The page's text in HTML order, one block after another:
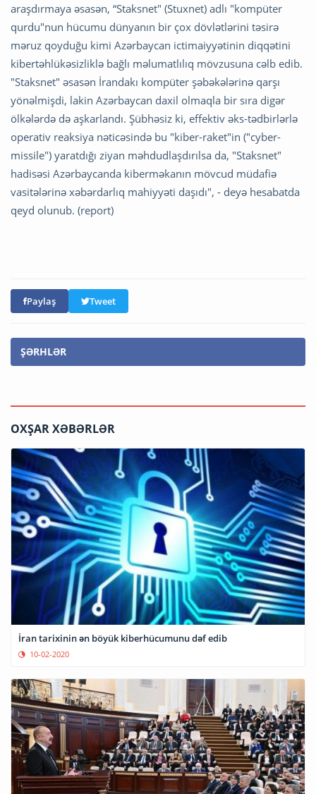
araşdırmaya əsasən, “Staksnet" (Stuxnet) adlı "kompüter
qurdu"nun hücumu dünyanın bir çox dövlətlərini təsirə
məruz qoyduğu kimi Azərbaycan ictimaiyyətinin diqqətini
kibertəhlükəsizliklə bağlı məlumatlılıq mövzusuna cəlb edib.
"Staksnet" əsasən İrandakı kompüter şəbəkələrinə qarşı
yönəlmişdi, lakin Azərbaycan daxil olmaqla bir sıra digər
ölkələrdə də aşkarlandı. Şübhəsiz ki, effektiv əks-tədbirlərlə
operativ reaksiya nəticəsində bu "kiber-raket"in ("cyber-
missile") yaratdığı ziyan məhdudlaşdırılsa da, "Staksnet"
hadisəsi Azərbaycanda kiberməkanın mövcud müdafiə
vasitələrinə xəbərdarlıq mahiyyəti daşıdı", - deyə hesabatda
qeyd olunub. (report)
Paylaş Tweet
ŞƏRHLƏR
OXŞAR XƏBƏRLƏR
İran tarixinin ən böyük kiberhücumunu dəf edib
10-02-2020